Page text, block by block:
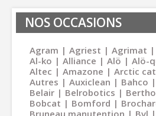
NOS OCCASIONS
Agram Agriest Agrimat
Al-ko
Alliance Alö Alö-
Altec
Amazone Arctic cat
Autres
Auxiclean Bahco
Belair
Belrobotics
Bobcat
Bomford
Bruneau manutention
Bvl